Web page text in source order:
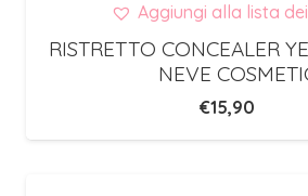
Aggiungi alla lista
RISTRETTO CONCEALER
NEVE
€15,90